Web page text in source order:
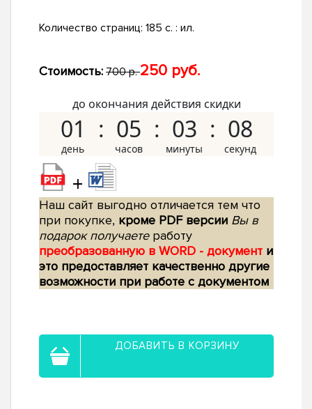
Количество страниц: 185 с. : ил.
Стоимость: 700 р.250 руб.
до окончания действия скидки
01 05 03 07
+
Наш сайт выгодно отличается тем что
при покупке, кроме PDF версии Вы в
подарок получаетеработу
преобразованную в WORD - документ и
это предоставляет качественно другие
возможности при работе с документом
ДОБАВИТЬ В КОРЗИНУ